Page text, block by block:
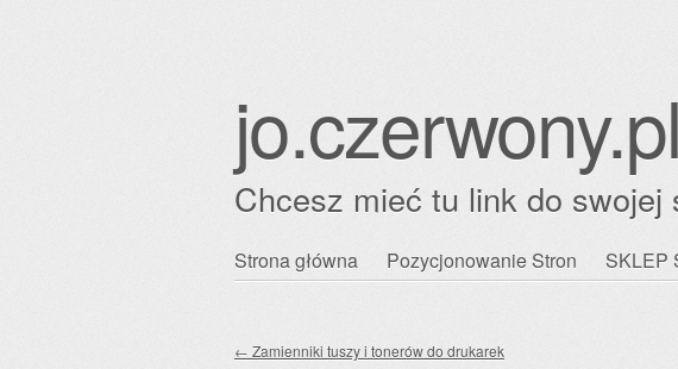
jo.czerwony.pl
Chcesz mieć tu link do swojej
Przejdź
Strona główna Pozycjonowanie Stron SKLEP
← Zamienniki tuszy i tonerów do drukarek